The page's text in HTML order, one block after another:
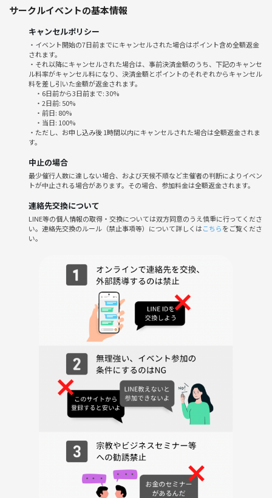
サークルイベントの基本情報
キャンセルポリシー
・イベント開始の7日前までにキャンセルされた場合はポイント含め全額返金
されます。
・それ以降にキャンセルされた場合は、事前決済金額のうち、下記のキャンセ
ル料率がキャンセル料になり、決済金額とポイントのそれぞれからキャンセル
料を差し引いた金額が返金されます。
・6日前から3日前まで: 30%
・2日前: 50%
・前日: 80%
・当日: 100%
・ただし、お申し込み後 1時間以内にキャンセルされた場合は全額返金されま
す。
中止の場合
最少催行人数に達しない場合、および天候不順など主催者の判断によりイベン
トが中止される場合があります。その場合、参加料金は全額返金されます。
連絡先交換について
LINE等の個人情報の取得・交換については双方同意のうえ慎重に行ってくださ
い。連絡先交換のルール（禁止事項等）について詳しくはこちらをご覧くださ
い。